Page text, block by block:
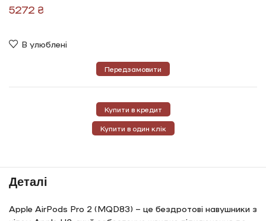
₴
В улюблені
Передзамовити
Купити в кредит
Купити в один клік
Деталі
Apple AirPods Pro 2 (MQD83) – це бездротові навушники з